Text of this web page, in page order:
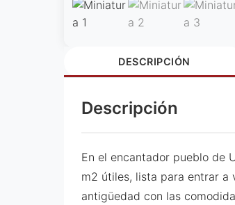
DESCRIPCIÓN
Descripción
En el encantador pueblo de
m2 útiles, lista para entrar a
antigüedad con las